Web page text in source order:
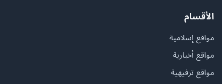
الأقسام
مواقع إسلامية
مواقع أخبارية
مواقع ترفيهية